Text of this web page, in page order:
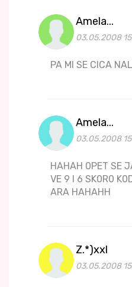
Amela...
03.05.2008
PA MI SE CICA
Amela...
03.05.2008
HAHAH 0PET SE
VE 9 I 6 SK0R0
ARA HAHAHH
Z.*)xxl
03.05.2008